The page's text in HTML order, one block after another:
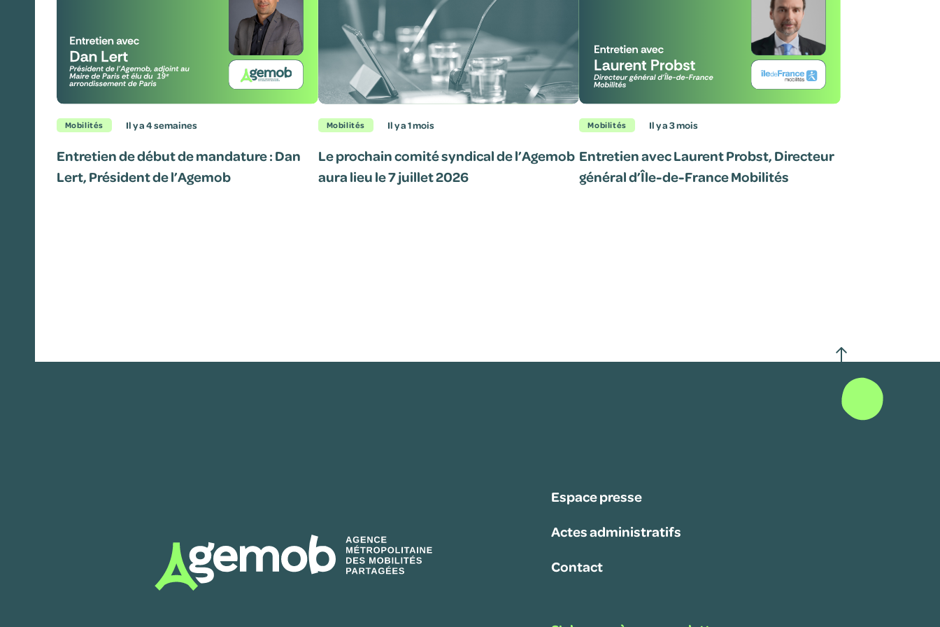
Mobilités il y a 4 semaines
Entretien de début de mandature : Dan
Lert, Président de l’Agemob
Mobilités il y a 1 mois
Le prochain comité syndical de l’Agemob
aura lieu le 7 juillet 2026
Mobilités il y a 3 mois
Entretien avec Laurent Probst, Directeur
général d’Île-de-France Mobilités
Espace presse
Actes administratifs
Contact